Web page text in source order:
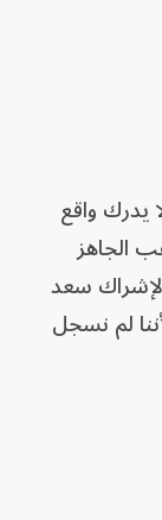
يدرك واقع
الجاهز
سعد
لم نسجل